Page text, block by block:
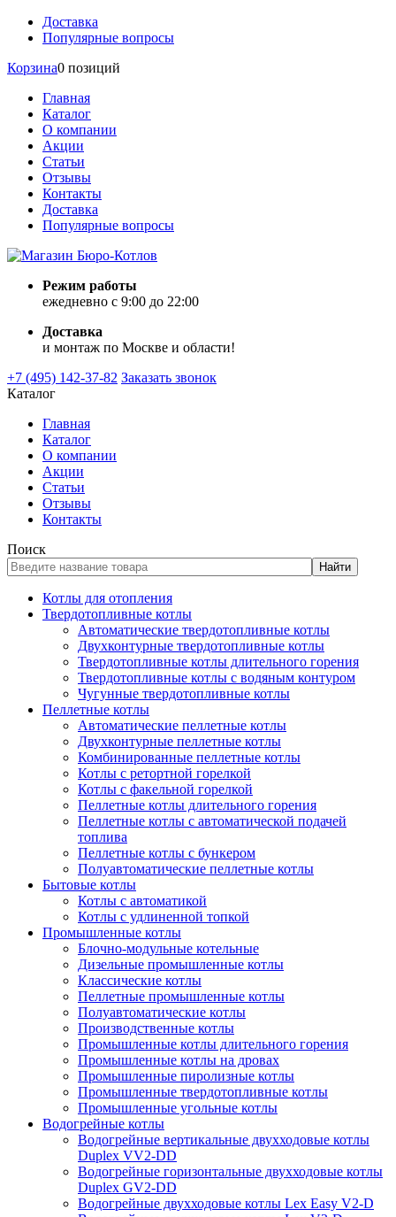
Доставка
Популярные вопросы
Корзина0 позиций
Главная
Каталог
О компании
Акции
Статьи
Отзывы
Контакты
Доставка
Популярные вопросы
Режим работы
ежедневно с 9:00 до 22:00
Доставка
и монтаж по Москве и области!
+7 (495) 142-37-82 Заказать звонок
Каталог
Главная
Каталог
О компании
Акции
Статьи
Отзывы
Контакты
Поиск
Найти
Котлы для отопления
Твердотопливные котлы
Автоматические твердотопливные котлы
Двухконтурные твердотопливные котлы
Твердотопливные котлы длительного горения
Твердотопливные котлы с водяным контуром
Чугунные твердотопливные котлы
Пеллетные котлы
Автоматические пеллетные котлы
Двухконтурные пеллетные котлы
Комбинированные пеллетные котлы
Котлы с ретортной горелкой
Котлы с факельной горелкой
Пеллетные котлы длительного горения
Пеллетные котлы с автоматической подачей
топлива
Пеллетные котлы с бункером
Полуавтоматические пеллетные котлы
Бытовые котлы
Котлы с автоматикой
Котлы с удлиненной топкой
Промышленные котлы
Блочно-модульные котельные
Дизельные промышленные котлы
Классические котлы
Пеллетные промышленные котлы
Полуавтоматические котлы
Производственные котлы
Промышленные котлы длительного горения
Промышленные котлы на дровах
Промышленные пиролизные котлы
Промышленные твердотопливные котлы
Промышленные угольные котлы
Водогрейные котлы
Водогрейные вертикальные двухходовые котлы
Duplex VV2-DD
Водогрейные горизонтальные двухходовые котлы
Duplex GV2-DD
Водогрейные двухходовые котлы Lex Easy V2-D